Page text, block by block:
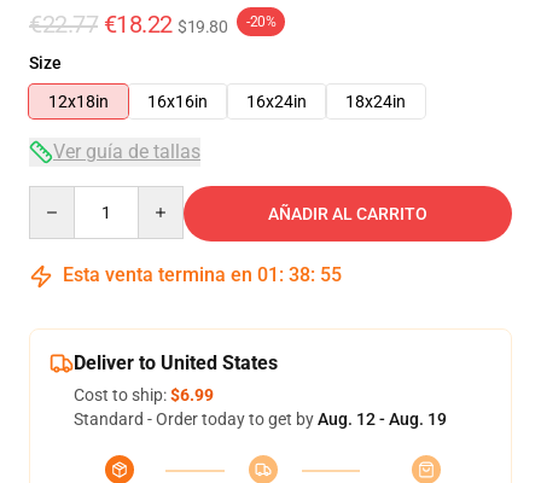
€22.77 €18.22 $19.80 -20%
Size
12x18in
16x16in 16x24in 18x24in
Ver guía de tallas
AÑADIR AL CARRITO
Esta venta termina en 01 : 38: 54
Deliver to United States
Cost to ship:$6.99
Standard - Order today to get byAug. 12 - Aug. 19